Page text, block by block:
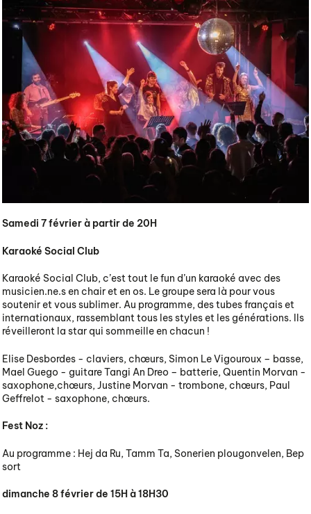
Samedi 7 février à partir de 20H
Karaoké Social Club
Karaoké Social Club, c’est tout le fun d’un karaoké avec des
musicien.ne.s en chair et en os. Le groupe sera là pour vous
soutenir et vous sublimer. Au programme, des tubes français et
internationaux, rassemblant tous les styles et les générations. Ils
réveilleront la star qui sommeille en chacun !
Elise Desbordes - claviers, chœurs, Simon Le Vigouroux – basse,
Mael Guego - guitare Tangi An Dreo – batterie, Quentin Morvan -
saxophone,chœurs, Justine Morvan - trombone, chœurs, Paul
Geffrelot - saxophone, chœurs.
Fest Noz :
Au programme : Hej da Ru, Tamm Ta, Sonerien plougonvelen, Bep
sort
dimanche 8 février de 15H à 18H30